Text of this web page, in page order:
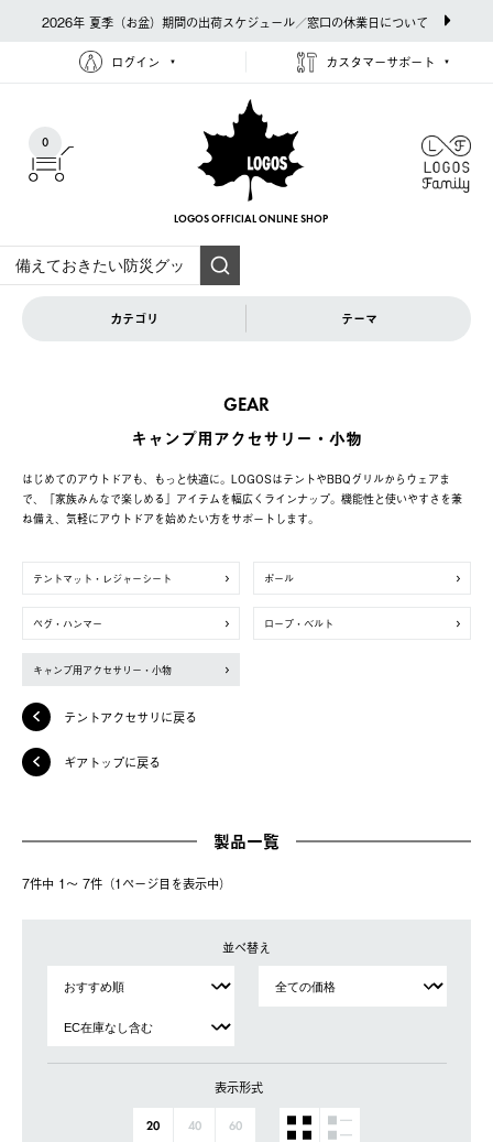
2026年 夏季（お盆）期間の出荷スケジュール／窓口の休業日について
ログイン カスタマーサポート
0
LOGOS OFFICIAL ONLINE SHOP
カテゴリ テーマ
GEAR
キャンプ用アクセサリー・小物
はじめてのアウトドアも、もっと快適に。LOGOSはテントやBBQグリルからウェアま
で、「家族みんなで楽しめる」アイテムを幅広くラインナップ。機能性と使いやすさを兼
ね備え、気軽にアウトドアを始めたい方をサポートします。
テントマット・レジャーシート ポール
ペグ・ハンマー ロープ・ベルト
キャンプ用アクセサリー・小物
テントアクセサリに戻る
ギアトップに戻る
製品一覧
7件中 1〜 7件（1ページ⽬を表⽰中）
並べ替え
表示形式
20 40 60